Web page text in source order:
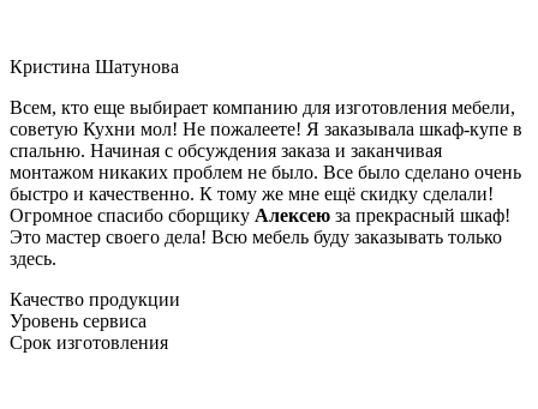
Кристина Шатунова
Всем, кто еще выбирает компанию для изготовления мебели,
советую Кухни мол! Не пожалеете! Я заказывала шкаф-купе в
спальню. Начиная с обсуждения заказа и заканчивая
монтажом никаких проблем не было. Все было сделано очень
быстро и качественно. К тому же мне ещё скидку сделали!
Огромное спасибо сборщику Алексею за прекрасный шкаф!
Это мастер своего дела! Всю мебель буду заказывать только
здесь.
Качество продукции
Уровень сервиса
Срок изготовления